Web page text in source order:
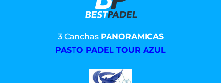
3 Canchas PANORAMICAS
PASTO PADEL TOUR AZUL